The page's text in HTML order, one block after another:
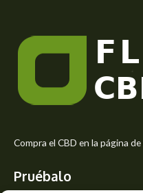
s
e
Compra el CBD en la página
Pruébalo